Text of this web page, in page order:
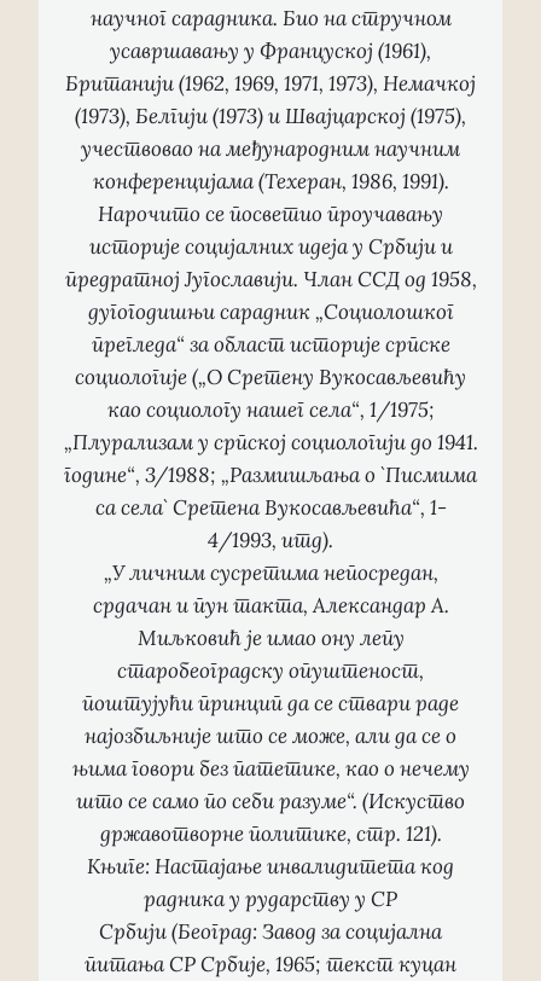
научног сарадника. Био на стручном
усавршавању у Француској (1961),
Британији (1962, 1969, 1971, 1973), Немачкој
(1973), Белгији (1973) и Швајцарској (1975),
учествовао на међународним научним
конференцијама (Техеран, 1986, 1991).
Нарочито се посветио проучавању
историје социјалних идеја у Србији и
предратној Југославији. Члан ССД од 1958,
дугогодишњи сарадник „Социолошког
прегледа“ за област историје српске
социологије („О Сретену Вукосављевићу
као социологу нашег села“, 1/1975;
„Плурализам у српској социологији до 1941.
године“, 3/1988; „Размишљања о `Писмима
са села` Сретена Вукосављевића“, 1-
4/1993, итд).
„У личним сусретима непосредан,
срдачан и пун такта, Александар А.
Миљковић је имао ону лепу
старобеоградску опуштеност,
поштујући принцип да се ствари раде
најозбиљније што се може, али да се о
њима говори без патетике, као о нечему
што се само по себи разуме“. (Искуство
државотворне политике, стр. 121).
Књиге:Настајање инвалидитета код
радника у рударству у СР
Србији(Београд: Завод за социјална
питања СР Србије, 1965; текст куцан